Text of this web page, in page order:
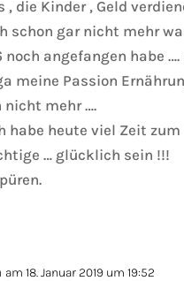
die Kinder , Geld
schon gar nicht mehr
noch angefangen habe
meine Passion
nicht mehr ….
habe heute viel Zeit
… glücklich sein !!!
am 18. Januar 2019 um 19:52